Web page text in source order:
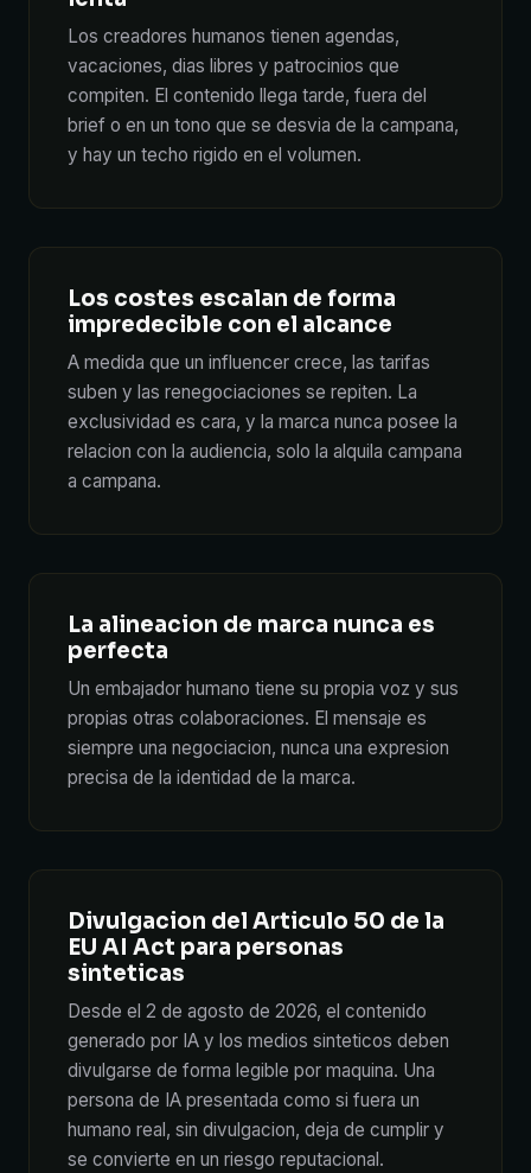
Los creadores humanos tienen agendas,
vacaciones, dias libres y patrocinios que
compiten. El contenido llega tarde, fuera del
brief o en un tono que se desvia de la campana,
y hay un techo rigido en el volumen.
Los costes escalan de forma
impredecible con el alcance
A medida que un influencer crece, las tarifas
suben y las renegociaciones se repiten. La
exclusividad es cara, y la marca nunca posee la
relacion con la audiencia, solo la alquila campana
a campana.
La alineacion de marca nunca es
perfecta
Un embajador humano tiene su propia voz y sus
propias otras colaboraciones. El mensaje es
siempre una negociacion, nunca una expresion
precisa de la identidad de la marca.
Divulgacion del Articulo 50 de la
EU AI Act para personas
sinteticas
Desde el 2 de agosto de 2026, el contenido
generado por IA y los medios sinteticos deben
divulgarse de forma legible por maquina. Una
persona de IA presentada como si fuera un
humano real, sin divulgacion, deja de cumplir y
se convierte en un riesgo reputacional.